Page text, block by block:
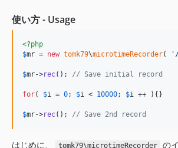
使い方 - Usage
<?php
$mr = new tomk79\microtimeRecorder( '
$mr->rec(); // Save initial record
for( $i = 0; $i < 10000; $i ++ ){}
$mr->rec(); // Save 2nd record
はじめに、 tomk79\microtimeRecorder の